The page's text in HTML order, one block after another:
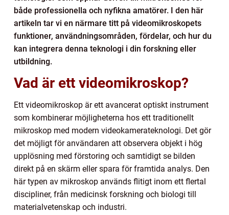
både professionella och nyfikna amatörer. I den här
artikeln tar vi en närmare titt på videomikroskopets
funktioner, användningsområden, fördelar, och hur du
kan integrera denna teknologi i din forskning eller
utbildning.
Vad är ett videomikroskop?
Ett videomikroskop är ett avancerat optiskt instrument
som kombinerar möjligheterna hos ett traditionellt
mikroskop med modern videokamerateknologi. Det gör
det möjligt för användaren att observera objekt i hög
upplösning med förstoring och samtidigt se bilden
direkt på en skärm eller spara för framtida analys. Den
här typen av mikroskop används flitigt inom ett flertal
discipliner, från medicinsk forskning och biologi till
materialvetenskap och industri.